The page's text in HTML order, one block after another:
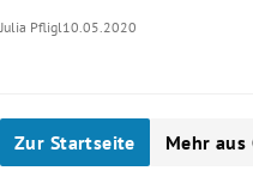
Julia Pfligl 10.05.2020
Zur Startseite Mehr aus